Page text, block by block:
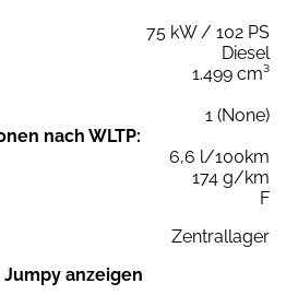
75 kW / 102 PS
Diesel
1.499 cm³
1 (None)
nach WLTP:
6,6 l/100km
174 g/km
F
Zentrallager
anzeigen